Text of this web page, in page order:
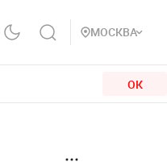
МОСКВА
ОК